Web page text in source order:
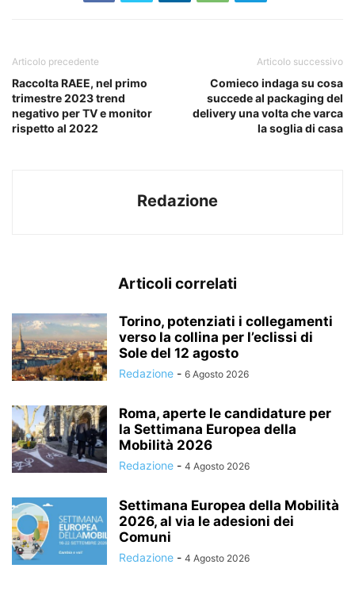
Articolo precedente
Raccolta RAEE, nel primo
trimestre 2023 trend
negativo per TV e monitor
rispetto al 2022
Articolo successivo
Comieco indaga su cosa
succede al packaging del
delivery una volta che varca
la soglia di casa
Redazione
Articoli correlati
Torino, potenziati i collegamenti
verso la collina per l’eclissi di
Sole del 12 agosto
Redazione - 6 Agosto 2026
Roma, aperte le candidature per
la Settimana Europea della
Mobilità 2026
Redazione - 4 Agosto 2026
Settimana Europea della Mobilità
2026, al via le adesioni dei
Comuni
Redazione - 4 Agosto 2026